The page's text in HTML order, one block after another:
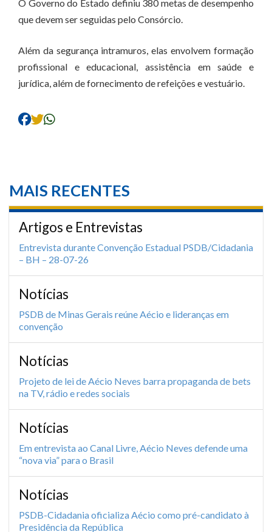
O Governo do Estado definiu 380 metas de desempenho
que devem ser seguidas pelo Consórcio.
Além da segurança intramuros, elas envolvem formação
profissional e educacional, assistência em saúde e
jurídica, além de fornecimento de refeições e vestuário.
MAIS RECENTES
Artigos e Entrevistas
Entrevista durante Convenção Estadual PSDB/Cidadania
– BH – 28-07-26
Notícias
PSDB de Minas Gerais reúne Aécio e lideranças em
convenção
Notícias
Projeto de lei de Aécio Neves barra propaganda de bets
na TV, rádio e redes sociais
Notícias
Em entrevista ao Canal Livre, Aécio Neves defende uma
“nova via” para o Brasil
Notícias
PSDB-Cidadania oficializa Aécio como pré-candidato à
Presidência da República